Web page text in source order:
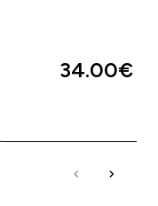
34.00€‎